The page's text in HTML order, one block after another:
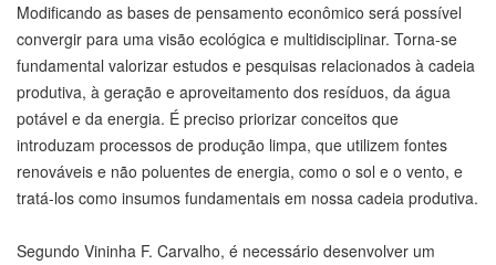
Modificando as bases de pensamento econômico será possível
convergir para uma visão ecológica e multidisciplinar. Torna-se
fundamental valorizar estudos e pesquisas relacionados à cadeia
produtiva, à geração e aproveitamento dos resíduos, da água
potável e da energia. É preciso priorizar conceitos que
introduzam processos de produção limpa, que utilizem fontes
renováveis e não poluentes de energia, como o sol e o vento, e
tratá-los como insumos fundamentais em nossa cadeia produtiva.
Segundo Vininha F. Carvalho, é necessário desenvolver um